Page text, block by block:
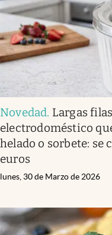
Novedad. Largas
electrodoméstico
helado o sorbete: se
euros
lunes, 30 de Marzo de 2026